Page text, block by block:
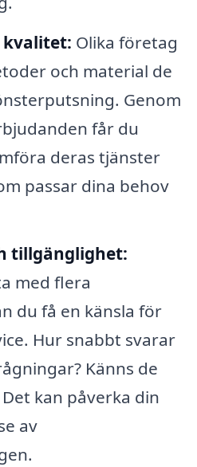
kvalitet: Olika företag
och material de
Genom
får du
deras tjänster
passar dina behov
tillgänglighet:
med flera
du få en känsla för
Hur snabbt svarar
Känns de
kan påverka din
av